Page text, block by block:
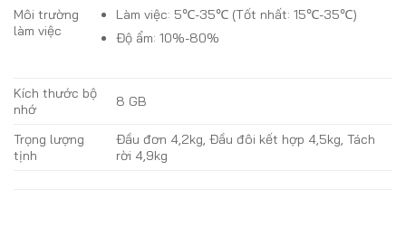
Môi trường
làm việc
Làm việc: 5℃-35℃ (Tốt nhất: 15℃-35℃)
Độ ẩm: 10%-80%
Kích thước bộ
nhớ
8 GB
Trọng lượng
tịnh
Đầu đơn 4,2kg, Đầu đôi kết hợp 4,5kg, Tách
rời 4,9kg